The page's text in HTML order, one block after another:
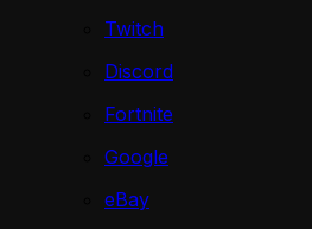
Twitch
Discord
Fortnite
Google
eBay